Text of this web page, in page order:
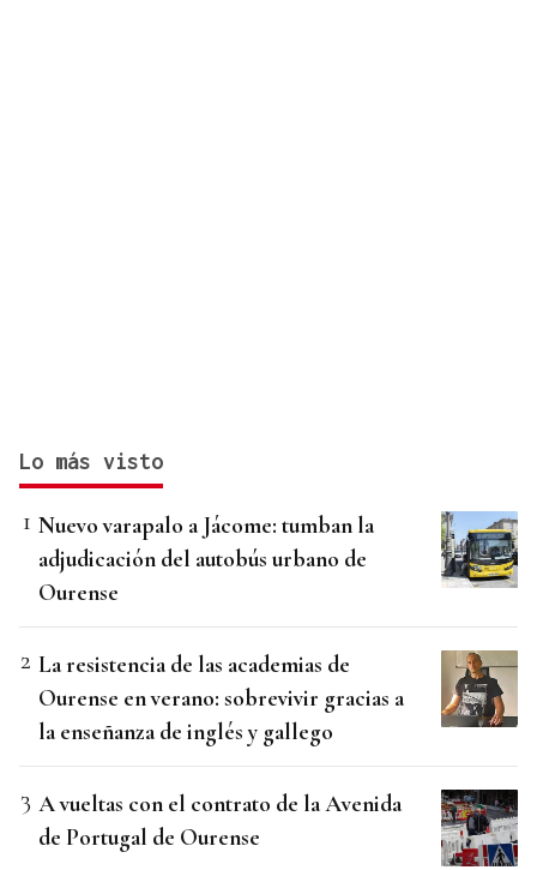
Lo más visto
Nuevo varapalo a Jácome: tumban la
adjudicación del autobús urbano de
Ourense
La resistencia de las academias de
Ourense en verano: sobrevivir gracias a
la enseñanza de inglés y gallego
A vueltas con el contrato de la Avenida
de Portugal de Ourense